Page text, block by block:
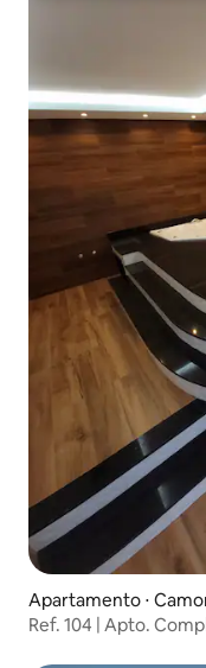
Apartamento ⋅
Ref. 104 | Apto.